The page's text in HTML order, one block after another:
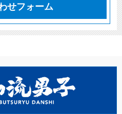
せフォーム